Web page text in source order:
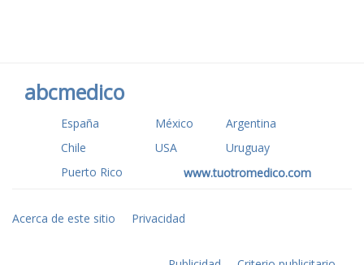
abcmedico
España México
Argentina
Chile
USA
Uruguay
Puerto Rico
www.tuotromedico.com
Acerca de este sitio Privacidad